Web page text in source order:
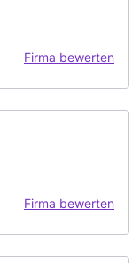
Firma bewerten
Firma bewerten